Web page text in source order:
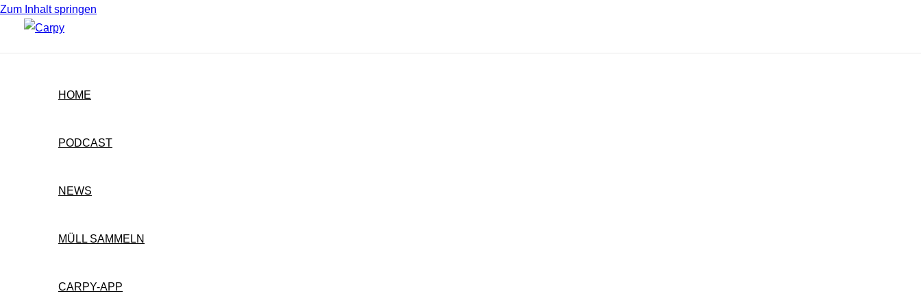
Zum Inhalt springen
HOME
PODCAST
NEWS
MÜLL SAMMELN
CARPY-APP